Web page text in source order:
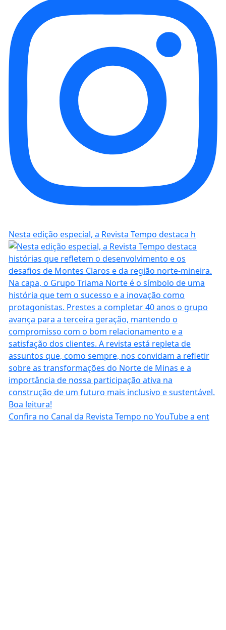
Nesta edição especial, a Revista Tempo destaca h
Confira no Canal da Revista Tempo no YouTube a ent